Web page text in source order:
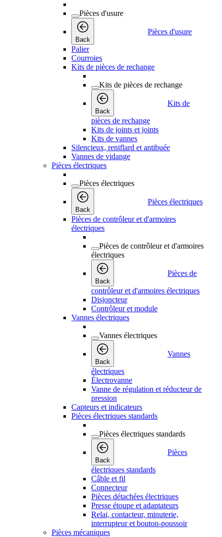
Pièces d'usure
Back
Pièces d'usure
Palier
Courroies
Kits de pièces de rechange
Kits de pièces de rechange
Back
Kits de
pièces de rechange
Kits de joints et joints
Kits de vannes
Silencieux, reniflard et antibuée
Vannes de vidange
Pièces électriques
Pièces électriques
Back
Pièces électriques
Pièces de contrôleur et d'armoires
électriques
Pièces de contrôleur et d'armoires
électriques
Back
Pièces de
contrôleur et d'armoires électriques
Disjoncteur
Contrôleur et module
Vannes électriques
Vannes électriques
Back
Vannes
électriques
Électrovanne
Vanne de régulation et réducteur de
pression
Capteurs et indicateurs
Pièces électriques standards
Pièces électriques standards
Back
Pièces
électriques standards
Câble et fil
Connecteur
Pièces détachées électriques
Presse étoupe et adaptateurs
Relai, contacteur, minuterie,
interrupteur et bouton-poussoir
Pièces mécaniques